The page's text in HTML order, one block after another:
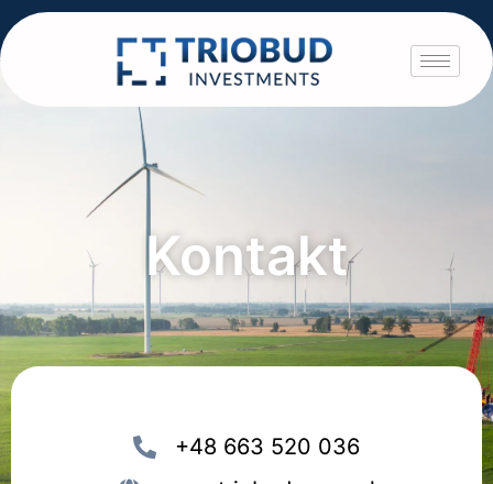
Kontakt
Kontakt
+48 663 520 036